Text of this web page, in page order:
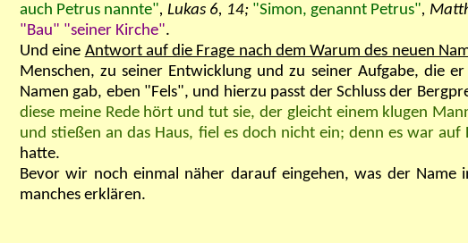
auch Petrus nannte", Lukas 6, 14; "Simon, genannt Petrus",
"Bau" "seiner Kirche".
Und eine Antwort auf die Frage nach dem Warum des neuen
Menschen, zu seiner Entwicklung und zu seiner Aufgabe, die
Namen gab, eben "Fels", und hierzu passt der Schluss der
diese meine Rede hört und tut sie, der gleicht einem klugen
und stießen an das Haus, fiel es doch nicht ein; denn es war auf
hatte.
Bevor wir noch einmal näher darauf eingehen, was der
manches erklären.